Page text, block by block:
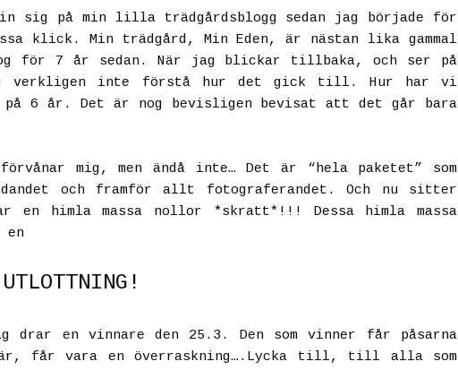
sig på min lilla trädgårdsblogg sedan jag började för
klick. Min trädgård, Min Eden, är nästan lika gammal
för 7 år sedan. När jag blickar tillbaka, och ser på
verkligen inte förstå hur det gick till. Hur har vi
på 6 år. Det är nog bevisligen bevisat att det går bara
mig, men ändå inte… Det är “hela paketet” som
och framför allt fotograferandet. Och nu sitter
en himla massa nollor *skratt* !!! Dessa himla massa
UTLOTTNING!
drar en vinnare den 25.3. Den som vinner får påsarna
är, får vara en överraskning….Lycka till, till alla som